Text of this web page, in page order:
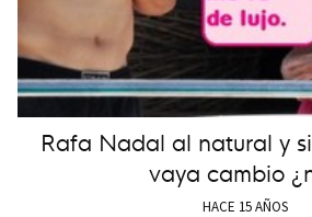
Rafa Nadal al natural y
vaya cambio
HACE 15 AÑOS